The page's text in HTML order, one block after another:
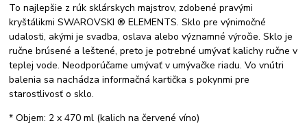
To najlepšie z rúk sklárskych majstrov, zdobené pravými
kryštálikmi SWAROVSKI ® ELEMENTS. Sklo pre výnimočné
udalosti, akými je svadba, oslava alebo významné výročie. Sklo je
ručne brúsené a leštené, preto je potrebné umývať kalichy ručne v
teplej vode. Neodporúčame umývať v umývačke riadu. Vo vnútri
balenia sa nachádza informačná kartička s pokynmi pre
starostlivosť o sklo.
* Objem: 2 x 470 ml (kalich na červené víno)